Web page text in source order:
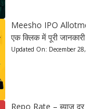
Meesho IPO
एक क्लिक में पूरी जानकारी
Updated On: December
Repo Rate – ब्याज